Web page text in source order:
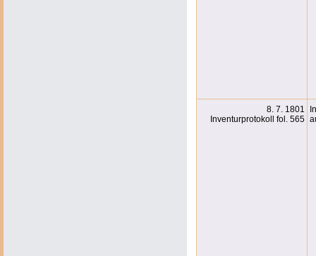
8. 7. 1801
Inventurprotokoll fol. 565